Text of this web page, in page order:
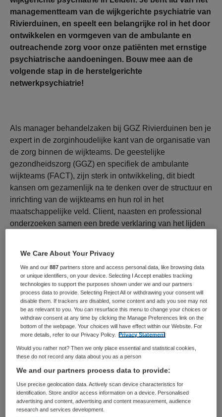
managementteam van de wijkgerichte psychiatrie van
Rivierduinen, en speelt een belangrijke rol in het door
ontwikkelen en vormgeven van de ambulante en
outreachende zorg voor onze patiënten met ernstige
psychiatrische aandoeningen. Bouw mee aan de
volgende stap in de herstelgerichte
netwerkpsychiatrie!
Als manager behandelzaken bij GGZ Rivierduinen ben je
expert in de zorginhoudelijke kant van de organisatie van
de zorg binnen de wijkteams. De geestelijke
gezondheidszorg (GGZ) en specifiek de ambulante
wijkteams (FACT), zijn sterk in ontwikkeling, dit biedt
kansen om gezamenlijk na te denken over de structuur en
inrichting van de wijkteams en hun rol in het
maatschappelijke veld. Client, naasten en professional
onderzoeken samen een brede verklaring van het lijden
leidend. Vaak is dat ook even niet weten wat te doen,
twijfelen, risico nemen en het juiste moment afwachten.
Professionele ondersteuning is daarom volgend en
flexibel. De inzet van wetenschappelijke kennis,
ervaringskennis en praktijkkennis is gelijkwaardig op alle
lagen van de organisatie. Dit blijkt ook uit de
gelijkwaardigheid van herstelaanbod en specialistische
algemene zaken die mede beleidsmatig aanstuurt.
Samen ben je integraal verantwoordelijk voor de FACT-
cliënten, draag je bij aan de ontwikkeling van de
zorgfunctie wijkgerichte psychiatrie. Leidend is de
centrale visie van GGZ Rivierduinen gericht op
We Care About Your Privacy
We and our887 partners store and access personal data, like browsing data
or unique identifiers, on your device. Selecting I Accept enables tracking
technologies to support the purposes shown under we and our partners
process data to provide. Selecting Reject All or withdrawing your consent will
disable them. If trackers are disabled, some content and ads you see may not
be as relevant to you. You can resurface this menu to change your choices or
withdraw consent at any time by clicking the Manage Preferences link on the
bottom of the webpage. Your choices will have effect within our Website. For
more details, refer to our Privacy Policy.
Privacy Statement
Would you rather not? Then we only place essential and statistical cookies,
these do not record any data about you as a person
We and our partners process data to provide:
Use precise geolocation data. Actively scan device characteristics for
identification. Store and/or access information on a device. Personalised
advertising and content, advertising and content measurement, audience
research and services development.